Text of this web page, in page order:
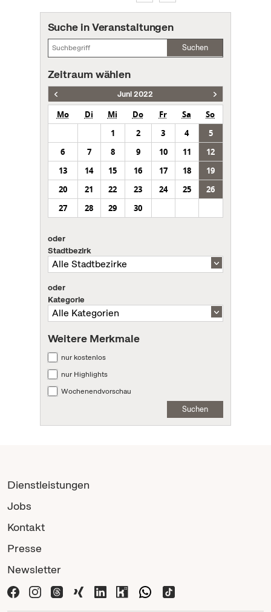
Suche in Veranstaltungen
Suchen
Zeitraum wählen
Juni 2022
Mo Di Mi Do Fr Sa
So
1
2 3 4
5
6
7 8 9 10 11
12
13
14 15 16 17 18
19
20
21 22 23 24 25
26
27
28 29 30
oder
Stadtbezirk
oder
Kategorie
Weitere Merkmale
nur kostenlos
nur Highlights
Wochenendvorschau
Suchen
Dienstleistungen
Jobs
Kontakt
Presse
Newsletter